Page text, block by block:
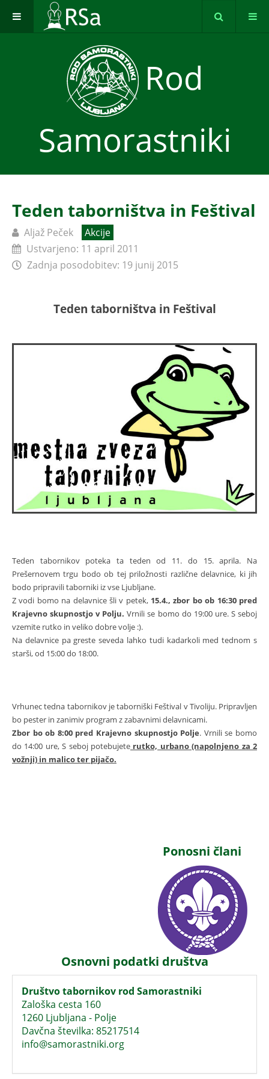
Rod
Samorastniki
Teden taborništva in Feštival
Aljaž Peček
Akcije
Ustvarjeno: 11 april 2011
Zadnja posodobitev: 19 junij 2015
Teden taborništva in Feštival
Teden tabornikov poteka ta teden od 11. do 15. aprila. Na
Prešernovem trgu bodo ob tej priložnosti različne delavnice, ki jih
bodo pripravili taborniki iz vse Ljubljane.
Z vodi bomo na delavnice šli v petek, 15.4., zbor bo ob 16:30 pred
Krajevno skupnostjo v Polju. Vrnili se bomo do 19:00 ure. S seboj
vzemite rutko in veliko dobre volje :).
Na delavnice pa greste seveda lahko tudi kadarkoli med tednom s
starši, od 15:00 do 18:00.
Vrhunec tedna tabornikov je taborniški Feštival v Tivoliju. Pripravljen
bo pester in zanimiv program z zabavnimi delavnicami.
Zbor bo ob 8:00 pred Krajevno skupnostjo Polje. Vrnili se bomo
do 14:00 ure, S seboj potebujete rutko, urbano (napolnjeno za 2
vožnji) in malico ter pijačo.
Ponosni člani
Osnovni podatki društva
Društvo tabornikov rod Samorastniki
Zaloška cesta 160
1260 Ljubljana - Polje
Davčna številka: 85217514
info@samorastniki.org